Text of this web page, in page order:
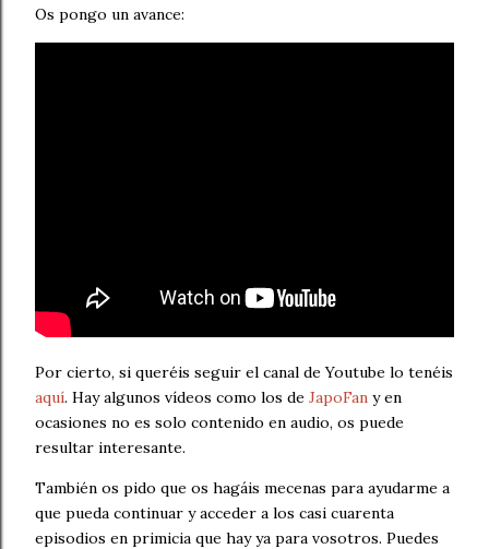
Os pongo un avance:
Por cierto, si queréis seguir el canal de Youtube lo tenéis
aquí. Hay algunos vídeos como los de JapoFan y en
ocasiones no es solo contenido en audio, os puede
resultar interesante.
También os pido que os hagáis mecenas para ayudarme a
que pueda continuar y acceder a los casi cuarenta
episodios en primicia que hay ya para vosotros. Puedes